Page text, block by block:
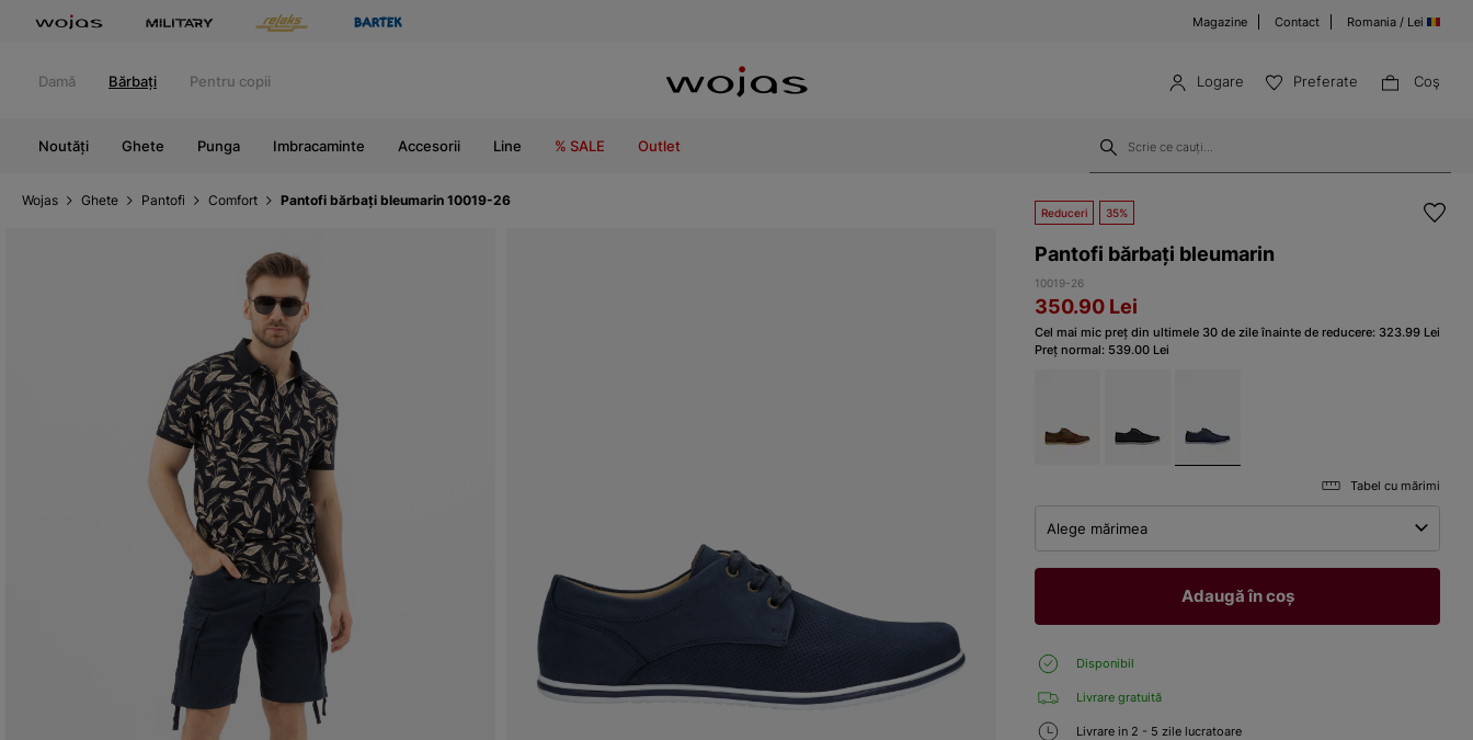
Magazine Contact Romania / Lei
Damă Bărbați Pentru copii Logare Preferate Coş
Noutăți Ghete Punga Imbracaminte Accesorii Line % SALE Outlet
Wojas Ghete Pantofi Comfort Pantofi bărbați bleumarin 10019-26
Reduceri 35%
Pantofi bărbați bleumarin
10019-26
350.90 Lei
Cel mai mic preț din ultimele 30 de zile înainte de reducere: 323.99 Lei
Preț normal: 539.00 Lei
Tabel cu mărimi
Alege mărimea
Adaugă în coș
Disponibil
Livrare gratuită
Livrare in 2 - 5 zile lucratoare